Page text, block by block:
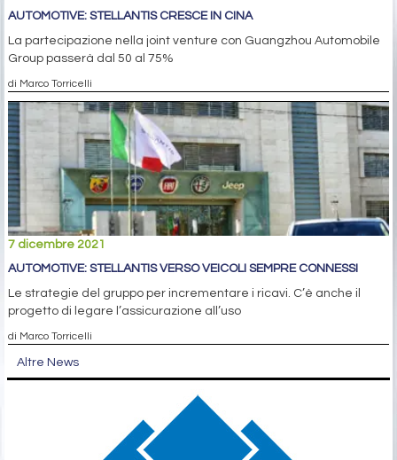
AUTOMOTIVE: STELLANTIS CRESCE IN CINA
La partecipazione nella joint venture con Guangzhou Automobile
Group passerà dal 50 al 75%
di Marco Torricelli
7 dicembre 2021
AUTOMOTIVE: STELLANTIS VERSO VEICOLI SEMPRE CONNESSI
Le strategie del gruppo per incrementare i ricavi. C’è anche il
progetto di legare l’assicurazione all’uso
di Marco Torricelli
Altre News